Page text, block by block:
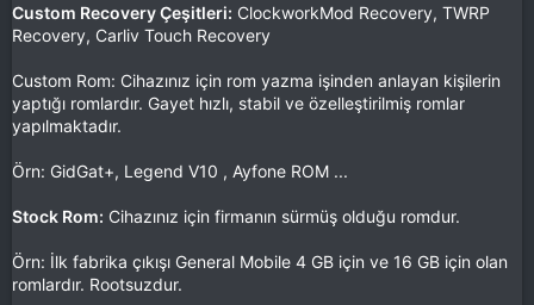
Custom Recovery Çeşitleri: ClockworkMod Recovery, TWRP
Recovery, Carliv Touch Recovery
Custom Rom: Cihazınız için rom yazma işinden anlayan kişilerin
yaptığı romlardır. Gayet hızlı, stabil ve özelleştirilmiş romlar
yapılmaktadır.
Örn: GidGat+, Legend V10 , Ayfone ROM ...
Stock Rom: Cihazınız için firmanın sürmüş olduğu romdur.
Örn: İlk fabrika çıkışı General Mobile 4 GB için ve 16 GB için olan
romlardır. Rootsuzdur.